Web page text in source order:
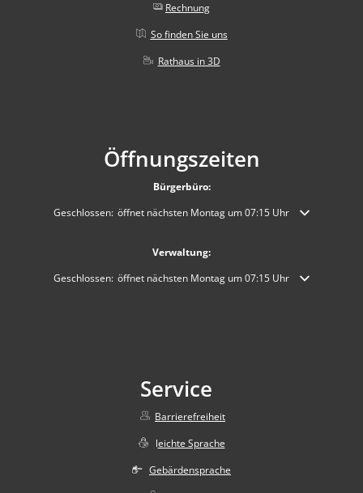
Rechnung
So finden Sie uns
Rathaus in 3D
Öffnungszeiten
Bürgerbüro:
Klicken, um weitere Öffnungs- oder Schließzeiten auszublenden
Geschlossen: öffnet nächsten Montag um 07:15 Uhr
Verwaltung:
Klicken, um weitere Öffnungs- oder Schließzeiten auszublenden
Geschlossen: öffnet nächsten Montag um 07:15 Uhr
Service
Barrierefreiheit
leichte Sprache
Gebärdensprache